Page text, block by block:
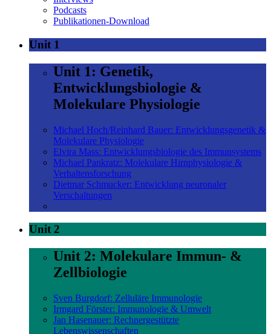
Podcasts
Publikationen-Download
Unit 1
Unit 1: Genetik,
Entwicklungsbiologie &
Molekulare Physiologie
Michael Hoch/Reinhard Bauer: Entwicklungsgenetik &
Molekulare Physiologie
Elvira Mass: Entwicklungsbiologie des Immunsystems
Michael Pankratz: Molekulare Hirnphysiologie &
Verhaltensforschung
Dietmar Schmucker: Entwicklung neuronaler
Verschaltungen
Unit 2
Unit 2: Molekulare Immun- &
Zellbiologie
Sven Burgdorf: Zelluläre Immunologie
Irmgard Förster: Immunologie & Umwelt
Jan Hasenauer: Rechnergestützte
Lebenswissenschaften